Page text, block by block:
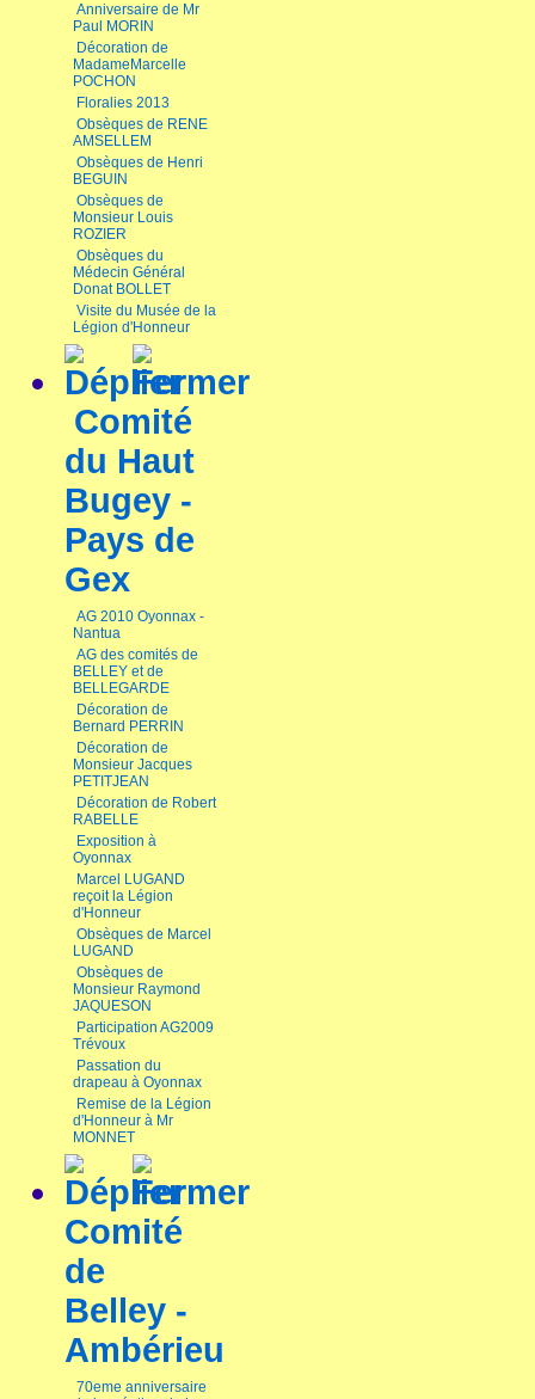
Anniversaire de Mr
Paul MORIN
Décoration de
MadameMarcelle
POCHON
Floralies 2013
Obsèques de RENE
AMSELLEM
Obsèques de Henri
BEGUIN
Obsèques de
Monsieur Louis
ROZIER
Obsèques du
Médecin Général
Donat BOLLET
Visite du Musée de la
Légion d'Honneur
Comité
du Haut
Bugey -
Pays de
Gex
AG 2010 Oyonnax -
Nantua
AG des comités de
BELLEY et de
BELLEGARDE
Décoration de
Bernard PERRIN
Décoration de
Monsieur Jacques
PETITJEAN
Décoration de Robert
RABELLE
Exposition à
Oyonnax
Marcel LUGAND
reçoit la Légion
d'Honneur
Obsèques de Marcel
LUGAND
Obsèques de
Monsieur Raymond
JAQUESON
Participation AG2009
Trévoux
Passation du
drapeau à Oyonnax
Remise de la Légion
d'Honneur à Mr
MONNET
Comité
de
Belley -
Ambérieu
70eme anniversaire